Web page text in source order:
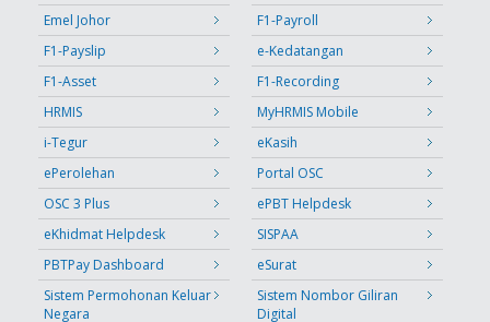
Emel Johor
F1-Payroll
F1-Payslip
e-Kedatangan
F1-Asset
F1-Recording
HRMIS
MyHRMIS Mobile
i-Tegur
eKasih
ePerolehan
Portal OSC
OSC 3 Plus
ePBT Helpdesk
eKhidmat Helpdesk
SISPAA
PBTPay Dashboard
eSurat
Sistem Permohonan Keluar
Negara
Sistem Nombor Giliran
Digital